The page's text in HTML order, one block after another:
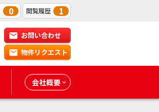
0 閲覧履歴 1
お問い合わせ
物件リクエスト
会社概要